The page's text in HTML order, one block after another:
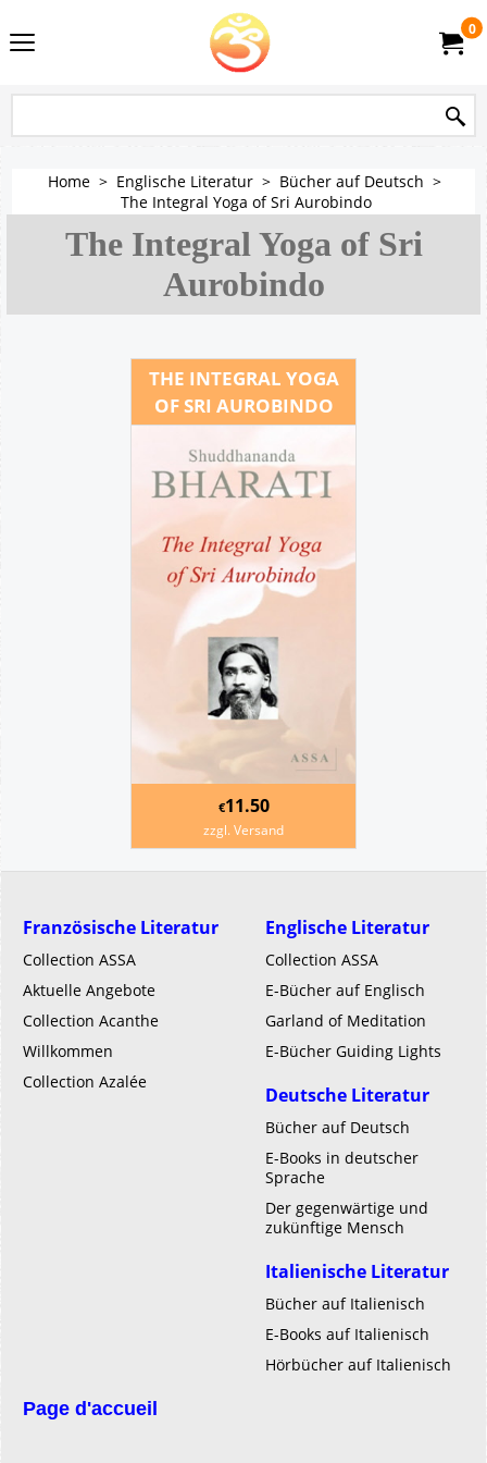
0
Home > Englische Literatur> Bücher auf Deutsch >
The Integral Yoga of Sri Aurobindo
The Integral Yoga of Sri
Aurobindo
THE INTEGRAL YOGA
OF SRI AUROBINDO
€11.50
zzgl. Versand
Französische Literatur
Collection ASSA
Aktuelle Angebote
Collection Acanthe
Willkommen
Collection Azalée
Englische Literatur
Collection ASSA
E-Bücher auf Englisch
Garland of Meditation
E-Bücher Guiding Lights
Deutsche Literatur
Bücher auf Deutsch
E-Books in deutscher
Sprache
Der gegenwärtige und
zukünftige Mensch
Italienische Literatur
Bücher auf Italienisch
E-Books auf Italienisch
Hörbücher auf Italienisch
Page d'accueil